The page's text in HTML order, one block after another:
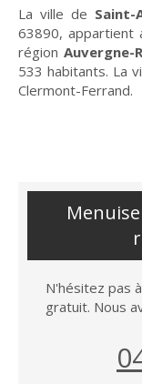
La ville de Saint-
63890, appartient
région Auvergne-
533 habitants. La
Clermont-Ferrand.
N'hésitez pas
gratuit. Nous